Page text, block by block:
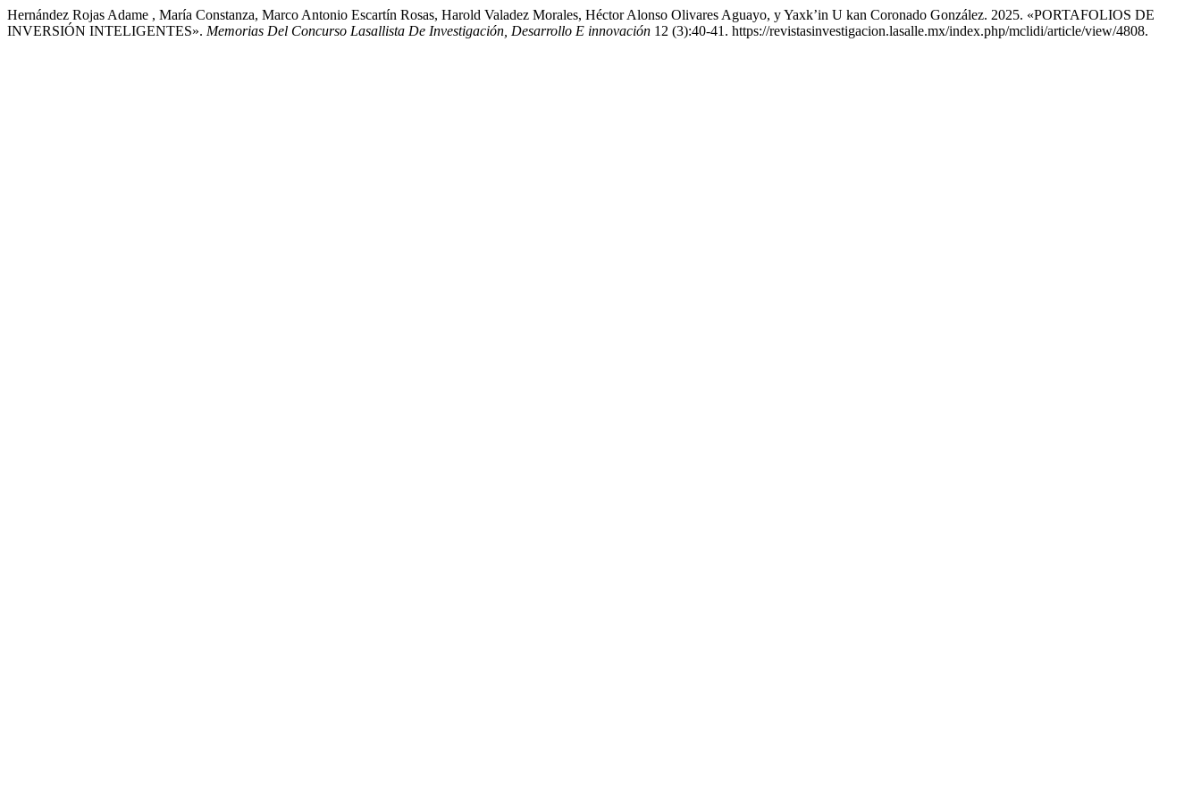
Hernández Rojas Adame , María Constanza, Marco Antonio Escartín Rosas, Harold Valadez Morales, Héctor Alonso Olivares Aguayo, y Yaxk’in U kan Coronado González. 2025. «PORTAFOLIOS DE
INVERSIÓN INTELIGENTES». Memorias Del Concurso Lasallista De Investigación, Desarrollo E innovación 12 (3):40-41. https://revistasinvestigacion.lasalle.mx/index.php/mclidi/article/view/4808.